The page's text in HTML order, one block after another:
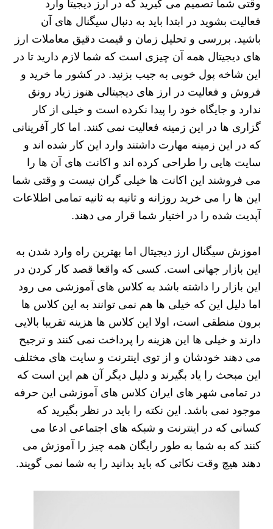
وقتی شما تصمیم می گیرید که در ارز دیجیتا وارد
فعالیت بشوید در ابتدا باید به دنبال سیگنال های آن
باشید. بررسی و تحلیل زمان و قیمت دقیق معاملات ارز
های دیجیتال همه آن چیزی است که شما لازم دارید تا در
این شاخه پول خوبی به جیب بزنید. در کشور ما خرید و
فروش و فعالیت در ارز های دیجیتالی هنوز زیاد رونق
ندارد و جایگاه خود را پیدا نکرده است و خیلی از کار
گزاری ها در این زمینه فعالیت نمی کنند. اما کار آفرینانی
که در این زمینه مهارت داشتند وارد این کار شده اند و
سایت هایی را طراحی کرده اند و اکانت های آن ها را
می فروشند این اکانت ها خیلی گران نیست و وقتی شما
این ها را می خرید روزانه و ثانیه به ثانیه تمامی اطلاعات
آپدیت شده را در اختیار شما قرار می دهند.
اموزش سیگنال ارز دیجیتال اما بهترین راه وارد شدن به
این بازار جهانی است. کسی که واقعا قصد کار کردن در
این بازار را داشته باشد به کلاس های آموزشی می رود
اما دلیل این که خیلی ها هم نمی توانند به این کلاس ها
برون منطقی است، اولا این کلاس ها هزینه تقریبا بالایی
دارند و خیلی ها این هزینه را پرداخت نمی کنند و ترجیح
می دهند خودشان و از توی اینترنت و سایت های مختلف
این مبحث را یاد بگیرند و دلیل دیگر آن هم این است که
در تمامی شهر های ایران کلاس های آموزشی این حرفه
موجود نمی باشد. این نکته را باید در نظر بگیرید که
کسانی که در اینترنت و شبکه های اجتماعی ادعا می
کنند که به شما به طور رایگان همه چیز را آموزش می
دهند هیچ وقت نکاتی که باید بدانید را به شما نمی گویند.